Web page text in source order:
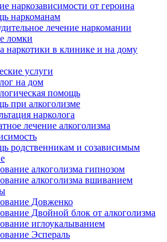
наркозависимости от героина
наркоманам
лечение наркомании
ломки
наркотики в клинике и на дому
услуги
на дом
помощь
при алкоголизме
нарколога
лечение алкоголизма
родственникам и созависимым
алкоголизма гипнозом
алкоголизма вшиванием
Довженко
Двойной блок от алкоголизма
иглоукалыванием
Эспераль